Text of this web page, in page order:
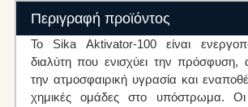
Περιγραφή προϊόντος
Το Sika Aktivator-100 είναι
διαλύτη που ενισχύει την πρόσφυση,
την ατμοσφαιρική υγρασία και
χημικές ομάδες στο υπόστρωμα.